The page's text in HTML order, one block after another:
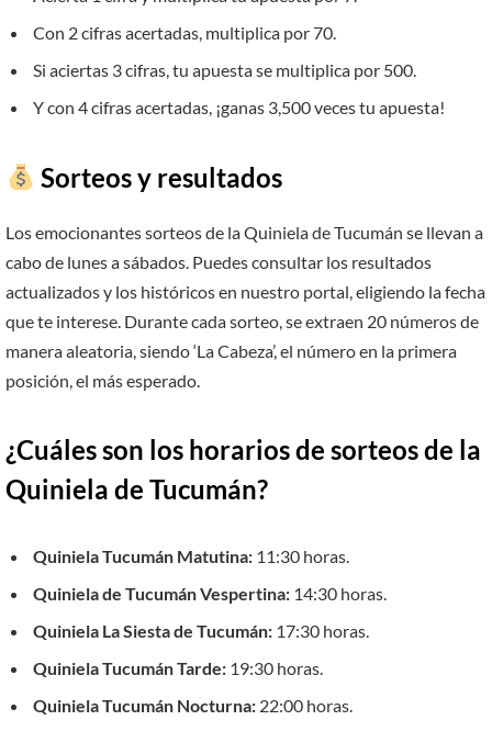
Con 2 cifras acertadas, multiplica por 70.
Si aciertas 3 cifras, tu apuesta se multiplica por 500.
Y con 4 cifras acertadas, ¡ganas 3,500 veces tu apuesta!
Sorteos y resultados
Los emocionantes sorteos de la Quiniela de Tucumán se llevan a
cabo de lunes a sábados. Puedes consultar los resultados
actualizados y los históricos en nuestro portal, eligiendo la fecha
que te interese. Durante cada sorteo, se extraen 20 números de
manera aleatoria, siendo ‘La Cabeza’, el número en la primera
posición, el más esperado.
¿Cuáles son los horarios de sorteos de la
Quiniela de Tucumán?
Quiniela Tucumán Matutina: 11:30 horas.
Quiniela de Tucumán Vespertina: 14:30 horas.
Quiniela La Siesta de Tucumán: 17:30 horas.
Quiniela Tucumán Tarde: 19:30 horas.
Quiniela Tucumán Nocturna: 22:00 horas.